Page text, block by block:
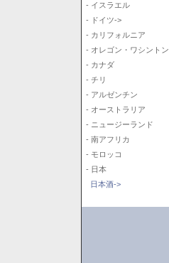
- イスラエル
- ドイツ->
- カリフォルニア
- オレゴン・ワシントン
- カナダ
- チリ
- アルゼンチン
- オーストラリア
- ニュージーランド
- 南アフリカ
- モロッコ
- 日本
日本酒->